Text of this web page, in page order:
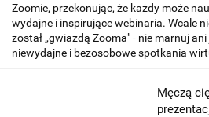
Zoomie, przekonując, że każdy może
wydajne i inspirujące webinaria. Wcale
został „gwiazdą Zooma" - nie marnuj
niewydajne i bezosobowe spotkania
Męczą